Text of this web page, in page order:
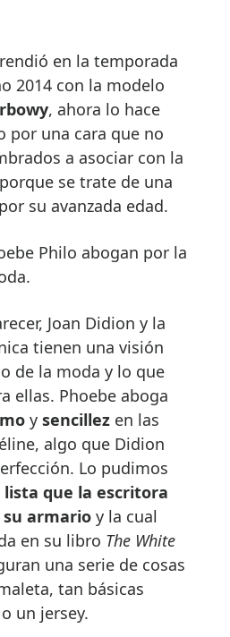
en la temporada
2014 con la modelo
, ahora lo hace
por una cara que no
a asociar con la
se trate de una
su avanzada edad.
Philo abogan por la
Joan Didion y la
tienen una visión
de la moda y lo que
ellas. Phoebe aboga
y sencillez en las
algo que Didion
Lo pudimos
lista que la escritora
armario y la cual
en su libro The White
una serie de cosas
tan básicas
un jersey.